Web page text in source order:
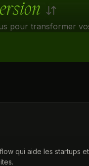
pour transformer
qui aide les startups